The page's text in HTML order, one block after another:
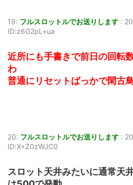
19: フルスロットルでお送りします :
ID:z6G2pL+ua
近所にも手書きで前日の回転
わ
普通にリセットばっかで閑古
20: フルスロットルでお送りします :
ID:X+Z0zWJC0
スロット天井みたいに通常天